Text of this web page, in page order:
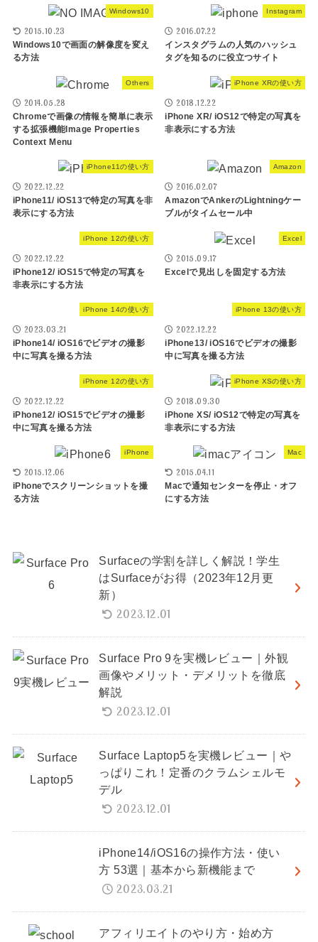
Windows10
2015.10.23
Windows10で画面の解像度を変え
る方法
Instagram
2016.07.22
インスタグラムの人気のハッシュ
タグを知るのに役立つサイト
Others
2014.05.28
Chromeで画像の情報を簡単に表示
する拡張機能Image Properties
Context Menu
iPhone XRの使い方
2018.12.22
iPhone XR/ iOS12で特定の写真を
非表示にする方法
iPhone11の使い方
2022.12.22
iPhone11/ iOS13で特定の写真を非
表示にする方法
Amazon
2016.02.07
AmazonでAnkerのLightningケー
ブルがタイムセール中
iPhone 12の使い方
2022.12.22
iPhone12/ iOS15で特定の写真を
非表示にする方法
Excel
2015.09.17
Excelで見出しを固定する方法
iPhone 14の使い方
2023.03.21
iPhone14/ iOS16でビデオの撮影
中に写真を撮る方法
iPhone 13の使い方
2022.12.22
iPhone13/ iOS16でビデオの撮影
中に写真を撮る方法
iPhone 12の使い方
2022.12.22
iPhone12/ iOS15でビデオの撮影
中に写真を撮る方法
iPhone XSの使い方
2018.09.30
iPhone XS/ iOS12で特定の写真を
非表示にする方法
iPhone
2015.12.06
iPhoneでスクリーンショットを撮
る方法
Mac
2015.04.11
Macで通知センターを停止・オフ
にする方法
Surfaceの学割を詳しく解説！学生
はSurfaceがお得（2023年12月更
新）
2023.12.01
Surface Pro 9を実機レビュー｜外観
画像やメリット・デメリットを徹底
解説
2023.12.01
Surface Laptop5を実機レビュー｜や
っぱりこれ！定番のクラムシェルモ
デル
2023.12.01
iPhone14/iOS16の操作方法・使い
方 53選｜基本から新機能まで
2023.03.21
アフィリエイトのやり方・始め方